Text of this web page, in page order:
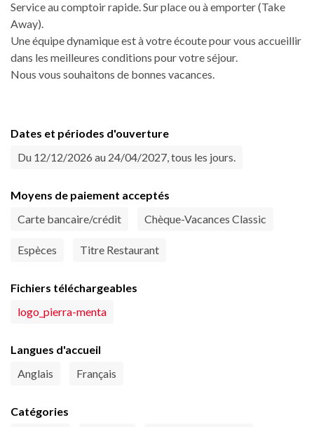
Service au comptoir rapide. Sur place ou à emporter (Take
Away).
Une équipe dynamique est à votre écoute pour vous accueillir
dans les meilleures conditions pour votre séjour.
Nous vous souhaitons de bonnes vacances.
Dates et périodes d'ouverture
Du 12/12/2026 au 24/04/2027, tous les jours.
Moyens de paiement acceptés
Carte bancaire/crédit
Chèque-Vacances Classic
Espèces Titre Restaurant
Fichiers téléchargeables
logo_pierra-menta
Langues d'accueil
Anglais
Français
Catégories